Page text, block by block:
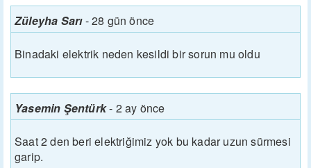
Züleyha Sarı-28 gün önce
Binadaki elektrik neden kesildi bir sorun mu oldu
Yasemin Şentürk- 2 ay önce
Saat 2 den beri elektriğimiz yok bu kadar uzun sürmesi
garip.